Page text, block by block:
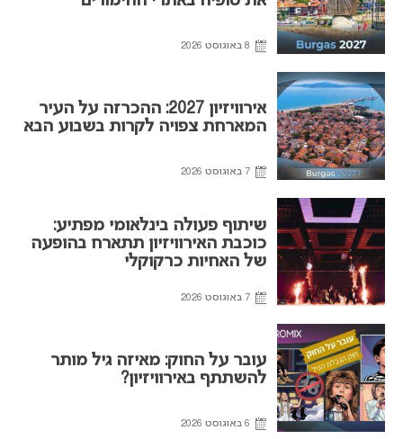
8 באוגוסט 2026
אירוויזיון 2027: ההכרזה על העיר
המארחת צפויה לקרות בשבוע הבא
7 באוגוסט 2026
שיתוף פעולה בינלאומי מפתיע:
כוכבת האירוויזיון תתארח בהופעה
של האחיות כרקוקלי
7 באוגוסט 2026
עובר על החוק: מאיזה גיל מותר
להשתתף באירוויזיון?
6 באוגוסט 2026